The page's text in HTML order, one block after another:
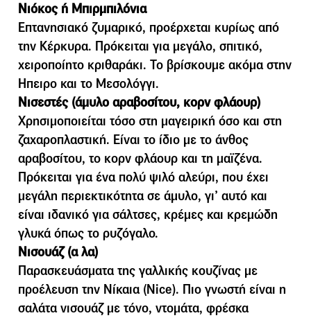
Νιόκος ή Μπιρµπιλόνια
Επτανησιακό ζυµαρικό, προέρχεται κυρίως από
την Κέρκυρα. Πρόκειται για µεγάλο, σπιτικό,
χειροποίητο κριθαράκι. Το βρίσκουµε ακόµα στην
Ηπειρο και το Μεσολόγγι.
Νισεστές (άµυλο αραβοσίτου, κορν φλάουρ)
Χρησιµοποιείται τόσο στη µαγειρική όσο και στη
ζαχαροπλαστική. Είναι το ίδιο µε το άνθος
αραβοσίτου, το κορν φλάουρ και τη µαϊζένα.
Πρόκειται για ένα πολύ ψιλό αλεύρι, που έχει
µεγάλη περιεκτικότητα σε άµυλο, γι’ αυτό και
είναι ιδανικό για σάλτσες, κρέµες και κρεµώδη
γλυκά όπως το ρυζόγαλο.
Νισουάζ (α λα)
Παρασκευάσματα της γαλλικής κουζίνας με
προέλευση την Νίκαια (Nice). Πιο γνωστή είναι η
σαλάτα νισουάζ με τόνο, ντομάτα, φρέσκα